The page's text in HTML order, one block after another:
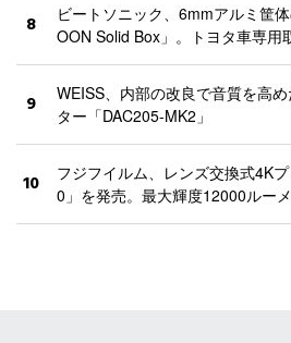
8
ビートソニック、6mmアルミ筐
OON Solid Box」。トヨタ車専用
9
WEISS、内部の改良で音質を高
ター「DAC205-MK2」
10
フジフイルム、レンズ交換式4K
0」を発売。最大輝度12000ルー